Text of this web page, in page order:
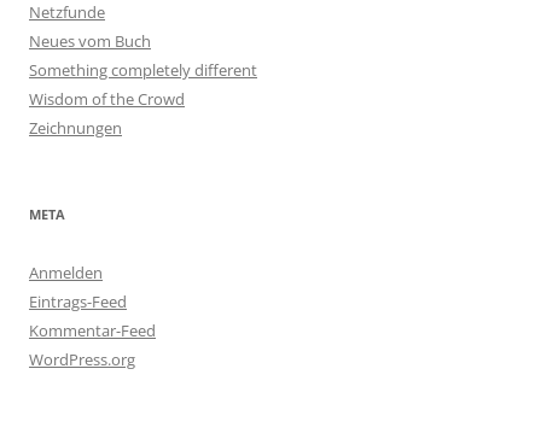
Netzfunde
Neues vom Buch
Something completely different
Wisdom of the Crowd
Zeichnungen
META
Anmelden
Eintrags-Feed
Kommentar-Feed
WordPress.org